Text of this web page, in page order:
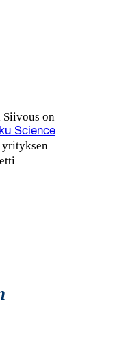
on
Science
yrityksen